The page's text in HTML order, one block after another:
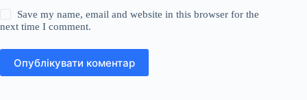
Save my name, email and website in this browser for the
next time I comment.
Опублікувати коментар